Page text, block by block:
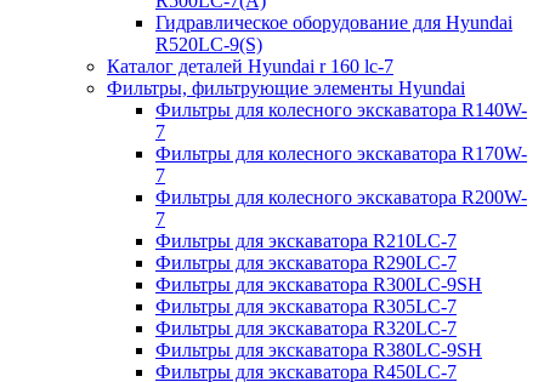
Гидравлическое оборудование для Hyundai
R520LC-9(S)
Каталог деталей Hyundai r 160 lc-7
Фильтры, фильтрующие элементы Hyundai
Фильтры для колесного экскаватора R140W-
7
Фильтры для колесного экскаватора R170W-
7
Фильтры для колесного экскаватора R200W-
7
Фильтры для экскаватора R210LC-7
Фильтры для экскаватора R290LC-7
Фильтры для экскаватора R300LC-9SH
Фильтры для экскаватора R305LC-7
Фильтры для экскаватора R320LC-7
Фильтры для экскаватора R380LC-9SH
Фильтры для экскаватора R450LC-7